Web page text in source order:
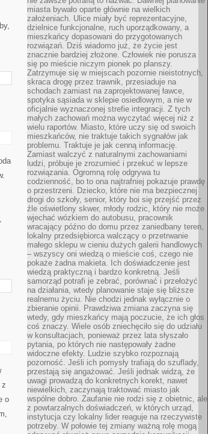
z
o
miasta bywało oparte głównie na wielkich
założeniach. Ulice miały być reprezentacyjne,
dzielnice funkcjonalne, ruch uporządkowany, a
mieszkańcy dopasowani do przygotowanych
rozwiązań. Dziś wiadomo już, że życie jest
znacznie bardziej złożone. Człowiek nie porusza
się po mieście niczym pionek po planszy.
Zatrzymuje się w miejscach pozornie nieistotnych,
skraca drogę przez trawnik, przesiaduje na
schodach zamiast na zaprojektowanej ławce,
spotyka sąsiada w sklepie osiedlowym, a nie w
oficjalnie wyznaczonej strefie integracji. Z tych
małych zachowań można wyczytać więcej niż z
wielu raportów. Miasto, które uczy się od swoich
mieszkańców, nie traktuje takich sygnałów jak
problemu. Traktuje je jak cenną informację.
Zamiast walczyć z naturalnymi zachowaniami
ludzi, próbuje je zrozumieć i przekuć w lepsze
rozwiązania. Ogromną rolę odgrywa tu
codzienność, bo to ona najtrafniej pokazuje prawdę
o przestrzeni. Dziecko, które nie ma bezpiecznej
drogi do szkoły, senior, który boi się przejść przez
źle oświetlony skwer, młody rodzic, który nie może
wjechać wózkiem do autobusu, pracownik
wracający późno do domu przez zaniedbany teren,
lokalny przedsiębiorca walczący o przetrwanie
małego sklepu w cieniu dużych galerii handlowych
– wszyscy oni wiedzą o mieście coś, czego nie
pokaże żadna makieta. Ich doświadczenie jest
wiedzą praktyczną i bardzo konkretną. Jeśli
samorząd potrafi je zebrać, porównać i przełożyć
na działania, wtedy planowanie staje się bliższe
realnemu życiu. Nie chodzi jednak wyłącznie o
zbieranie opinii. Prawdziwa zmiana zaczyna się
wtedy, gdy mieszkańcy mają poczucie, że ich głos
coś znaczy. Wiele osób zniechęciło się do udziału
w konsultacjach, ponieważ przez lata słyszało
pytania, po których nie następowały żadne
widoczne efekty. Ludzie szybko rozpoznają
pozorność. Jeśli ich pomysły trafiają do szuflady,
przestają się angażować. Jeśli jednak widzą, że
uwagi prowadzą do konkretnych korekt, nawet
niewielkich, zaczynają traktować miasto jak
wspólne dobro. Zaufanie nie rodzi się z obietnic, ale
z powtarzalnych doświadczeń, w których urząd,
instytucja czy lokalny lider reaguje na rzeczywiste
potrzeby. W połowie tej zmiany ważną rolę mogą